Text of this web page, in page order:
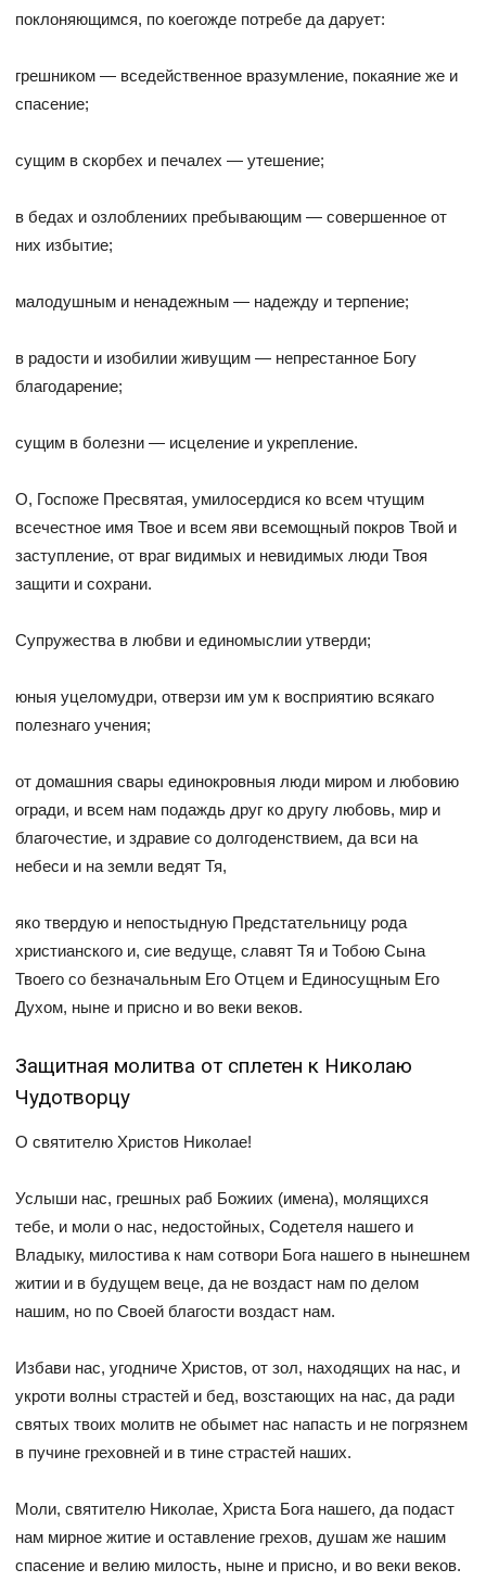
поклоняющимся, по коегожде потребе да дарует:
грешником — вседейственное вразумление, покаяние же и
спасение;
сущим в скорбех и печалех — утешение;
в бедах и озлоблениих пребывающим — совершенное от
них избытие;
малодушным и ненадежным — надежду и терпение;
в радости и изобилии живущим — непрестанное Богу
благодарение;
сущим в болезни — исцеление и укрепление.
О, Госпоже Пресвятая, умилосердися ко всем чтущим
всечестное имя Твое и всем яви всемощный покров Твой и
заступление, от враг видимых и невидимых люди Твоя
защити и сохрани.
Супружества в любви и единомыслии утверди;
юныя уцеломудри, отверзи им ум к восприятию всякаго
полезнаго учения;
от домашния свары единокровныя люди миром и любовию
огради, и всем нам подаждь друг ко другу любовь, мир и
благочестие, и здравие со долгоденствием, да вси на
небеси и на земли ведят Тя,
яко твердую и непостыдную Предстательницу рода
христианского и, сие ведуще, славят Тя и Тобою Сына
Твоего со безначальным Его Отцем и Единосущным Его
Духом, ныне и присно и во веки веков.
Защитная молитва от сплетен к Николаю
Чудотворцу
О святителю Христов Николае!
Услыши нас, грешных раб Божиих (имена), молящихся
тебе, и моли о нас, недостойных, Содетеля нашего и
Владыку, милостива к нам сотвори Бога нашего в нынешнем
житии и в будущем веце, да не воздаст нам по делом
нашим, но по Своей благости воздаст нам.
Избави нас, угодниче Христов, от зол, находящих на нас, и
укроти волны страстей и бед, возстающих на нас, да ради
святых твоих молитв не обымет нас напасть и не погрязнем
в пучине греховней и в тине страстей наших.
Моли, святителю Николае, Христа Бога нашего, да подаст
нам мирное житие и оставление грехов, душам же нашим
спасение и велию милость, ныне и присно, и во веки веков.